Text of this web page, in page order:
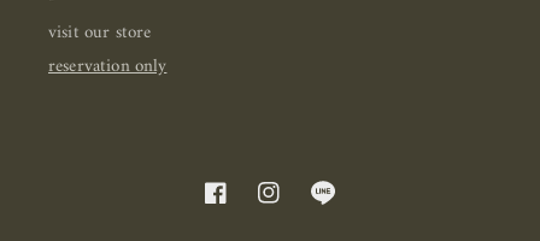
visit our store
reservation only
FacebookInstagramTranslation